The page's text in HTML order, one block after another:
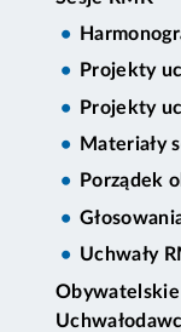
Projekty
Projekty
Materiały
Porządek
Uchwały